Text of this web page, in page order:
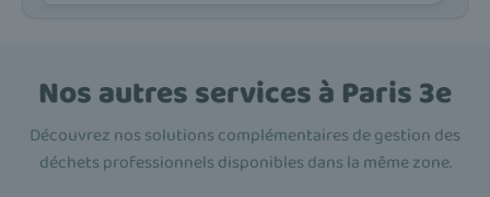
Nos autres services à Paris 3e
Découvrez nos solutions complémentaires de gestion des
déchets professionnels disponibles dans la même zone.